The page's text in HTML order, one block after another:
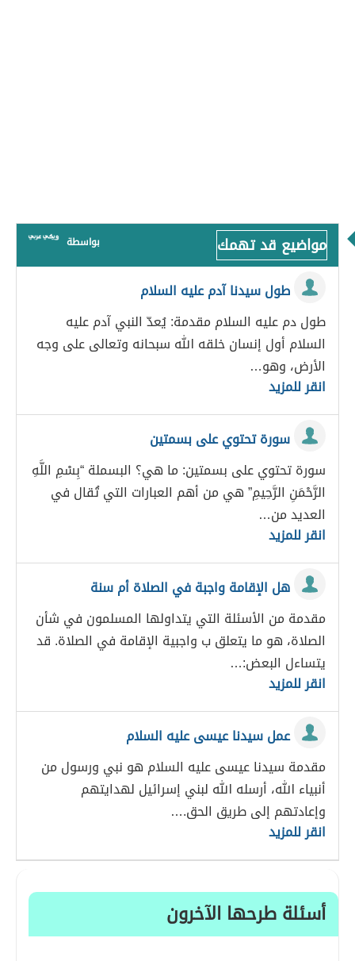
مواضيع قد تهمك بواسطة
طول سيدنا آدم عليه السلام
طول دم عليه السلام مقدمة: يُعدّ النبي آدم عليه
السلام أول إنسان خلقه الله سبحانه وتعالى على وجه
الأرض، وهو…
انقر للمزيد
سورة تحتوي على بسمتين
سورة تحتوي على بسمتين: ما هي؟ البسملة “بِسْمِ اللَّهِ
الرَّحْمَنِ الرَّحِيمِ” هي من أهم العبارات التي تُقال في
العديد من…
انقر للمزيد
هل الإقامة واجبة في الصلاة أم سنة
مقدمة من الأسئلة التي يتداولها المسلمون في شأن
الصلاة، هو ما يتعلق ب واجبية الإقامة في الصلاة. قد
يتساءل البعض:…
انقر للمزيد
عمل سيدنا عيسى عليه السلام
مقدمة سيدنا عيسى عليه السلام هو نبي ورسول من
أنبياء الله، أرسله الله لبني إسرائيل لهدايتهم
وإعادتهم إلى طريق الحق.…
انقر للمزيد
أسئلة طرحها الآخرون